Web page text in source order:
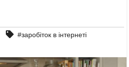
#заробіток в інтернеті